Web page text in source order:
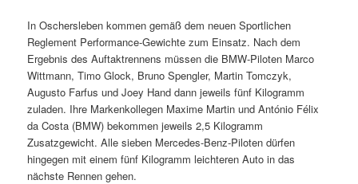
In Oschersleben kommen gemäß dem neuen Sportlichen
Reglement Performance-Gewichte zum Einsatz. Nach dem
Ergebnis des Auftaktrennens müssen die BMW-Piloten Marco
Wittmann, Timo Glock, Bruno Spengler, Martin Tomczyk,
Augusto Farfus und Joey Hand dann jeweils fünf Kilogramm
zuladen. Ihre Markenkollegen Maxime Martin und António Félix
da Costa (BMW) bekommen jeweils 2,5 Kilogramm
Zusatzgewicht. Alle sieben Mercedes-Benz-Piloten dürfen
hingegen mit einem fünf Kilogramm leichteren Auto in das
nächste Rennen gehen.